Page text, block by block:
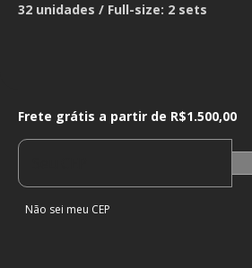
32 unidades / Full-size: 2 sets
Frete grátis a partir deR$1.500,00
Frete grátis a partir de R$1.500,00
Não sei meu CEP